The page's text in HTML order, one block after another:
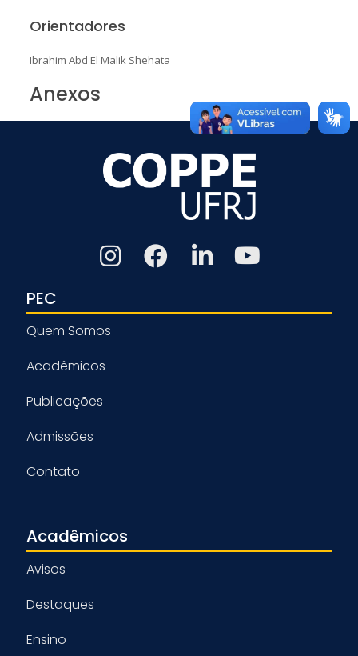
Orientadores
Ibrahim Abd El Malik Shehata
Anexos
PEC
Quem Somos
Acadêmicos
Publicações
Admissões
Contato
Acadêmicos
Avisos
Destaques
Ensino